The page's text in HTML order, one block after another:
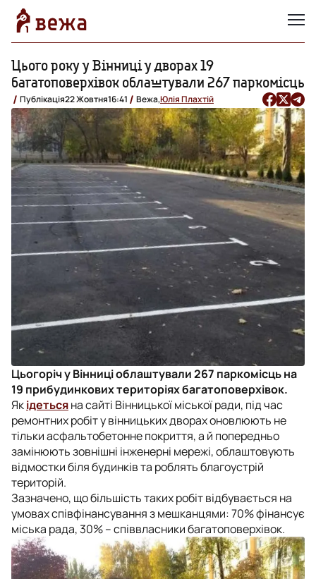
Цього року у Вінниці у дворах 19
багатоповерхівок облаштували 267 паркомісць
Публікація22 Жовтня16:41 Вежа,Юлія Плахтій
Цьогоріч у Вінниці облаштували 267 паркомісць на
19 прибудинкових територіях багатоповерхівок.
Якідетьсяна сайті Вінницької міської ради, під час
ремонтних робіт у вінницьких дворах оновлюють не
тільки асфальтобетонне покриття, а й попередньо
замінюють зовнішні інженерні мережі, облаштовують
відмостки біля будинків та роблять благоустрій
територій.
Зазначено, що більшість таких робіт відбувається на
умовах співфінансування з мешканцями: 70% фінансує
міська рада, 30% – співвласники багатоповерхівок.